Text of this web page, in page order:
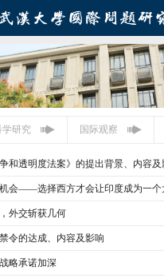
学研究 国际观察
争和透明度法案》的提出背景、内容及
会——选择西方才会让印度成为一个
外交斩获几何
令的达成、内容及影响
略承诺加深